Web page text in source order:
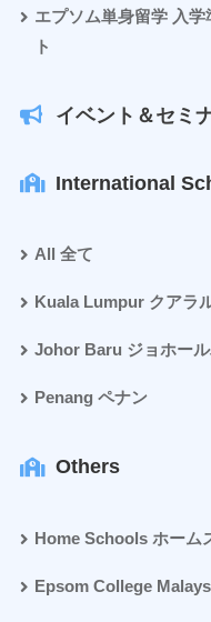
エプソム単身留学 入
ト
イベント＆セミ
International
All 全て
Kuala Lumpur クアラ
Johor Baru ジョホー
Penang ペナン
Others
Home Schools ホーム
Epsom College